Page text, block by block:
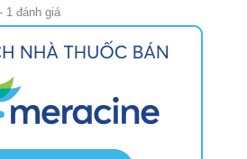
- 1 đánh giá